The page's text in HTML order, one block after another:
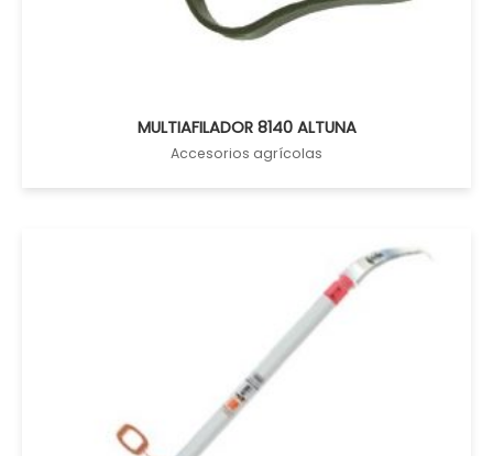
MULTIAFILADOR 8140 ALTUNA
Accesorios agrícolas